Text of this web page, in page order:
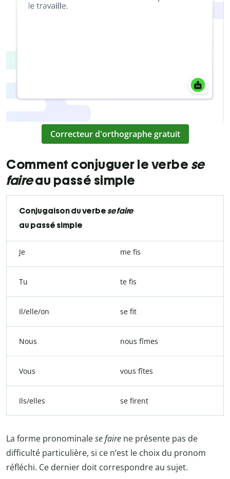
Correcteur d'orthographe gratuit
Comment conjuguer le verbe se
faireau passé simple
Conjugaison du verbese faire
au passé simple
Je me fis
Tu te fis
Il/elle/on se fit
Nous nous fîmes
Vous vous fîtes
Ils/elles se firent
La forme pronominalese faire ne présente pas de
difficulté particulière, si ce n’est le choix du pronom
réfléchi. Ce dernier doit correspondre au sujet.